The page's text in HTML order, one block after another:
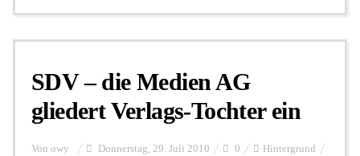
SDV – die Medien AG
gliedert Verlags-Tochter ein
Von owy Donnerstag, 29. Juli 2010 0 Hintergrund